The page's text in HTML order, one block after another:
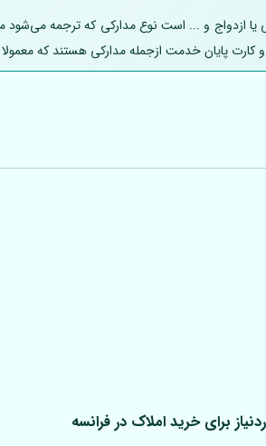
و ... است نوع مدارکی که ترجمه می‌شود
و کارت پایان خدمت ازجمله مدارکی هستند که
برای خرید املاک در فرانسه